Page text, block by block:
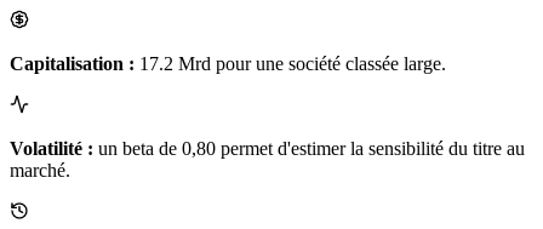
Capitalisation : 17.2 Mrd pour une société classée large.
Volatilité : un beta de 0,80 permet d'estimer la sensibilité du titre au
marché.